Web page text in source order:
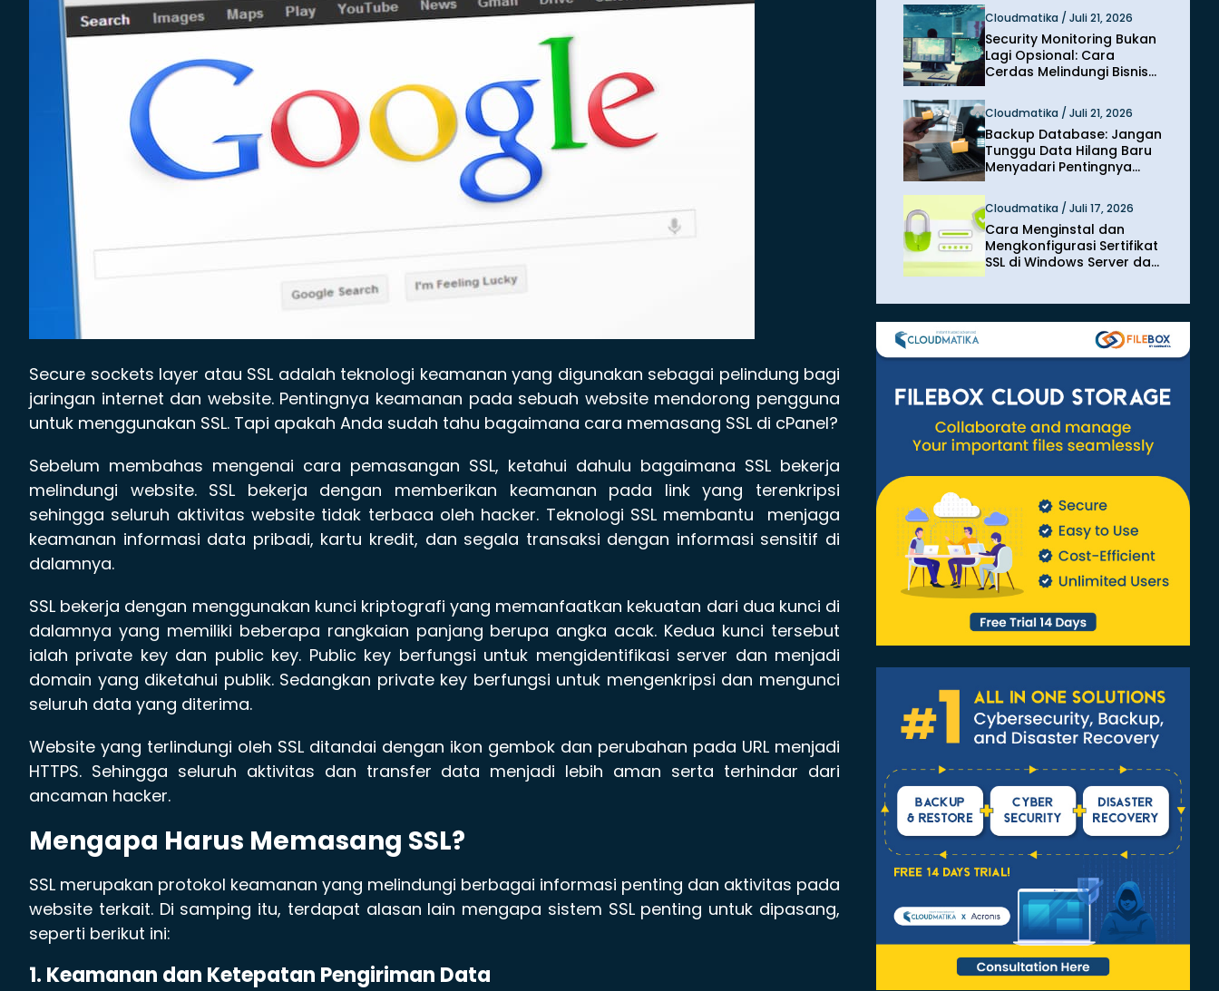
Secure sockets layer atau SSL adalah teknologi keamanan yang digunakan sebagai pelindung bagi
jaringan internet dan website. Pentingnya keamanan pada sebuah website mendorong pengguna
untuk menggunakan SSL. Tapi apakah Anda sudah tahu bagaimana cara memasang SSL di cPanel?
Sebelum membahas mengenai cara pemasangan SSL, ketahui dahulu bagaimana SSL bekerja
melindungi website. SSL bekerja dengan memberikan keamanan pada link yang terenkripsi
sehingga seluruh aktivitas website tidak terbaca oleh hacker. Teknologi SSL membantu menjaga
keamanan informasi data pribadi, kartu kredit, dan segala transaksi dengan informasi sensitif di
dalamnya.
SSL bekerja dengan menggunakan kunci kriptografi yang memanfaatkan kekuatan dari dua kunci di
dalamnya yang memiliki beberapa rangkaian panjang berupa angka acak. Kedua kunci tersebut
ialah private key dan public key. Public key berfungsi untuk mengidentifikasi server dan menjadi
domain yang diketahui publik. Sedangkan private key berfungsi untuk mengenkripsi dan mengunci
seluruh data yang diterima.
Website yang terlindungi oleh SSL ditandai dengan ikon gembok dan perubahan pada URL menjadi
HTTPS. Sehingga seluruh aktivitas dan transfer data menjadi lebih aman serta terhindar dari
ancaman hacker.
Mengapa Harus Memasang SSL?
SSL merupakan protokol keamanan yang melindungi berbagai informasi penting dan aktivitas pada
website terkait. Di samping itu, terdapat alasan lain mengapa sistem SSL penting untuk dipasang,
seperti berikut ini:
1. Keamanan dan Ketepatan Pengiriman Data
Cloudmatika / Juli 21, 2026
Security Monitoring Bukan
Lagi Opsional: Cara
Cerdas Melindungi Bisnis
Cloudmatika / Juli 21, 2026
Backup Database: Jangan
Tunggu Data Hilang Baru
Menyadari Pentingnya
Cloudmatika / Juli 17, 2026
Cara Menginstal dan
Mengkonfigurasi Sertifikat
SSL di Windows Server dan